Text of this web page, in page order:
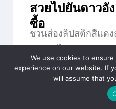
สวยไปยันดาวอั
ซื้อ
ชวนส่องลิปสติกสีแด
สวยกันไปยันดาวอังค
ทั้งออนไลน์…
Beauty Items Looks
We use cookies to
experience on our website. If
will assume that